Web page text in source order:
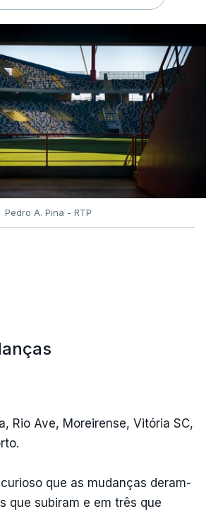
Pedro A. Pina - RTP
Rio Ave, Moreirense, Vitória SC,
que as mudanças deram-
que subiram e em três que